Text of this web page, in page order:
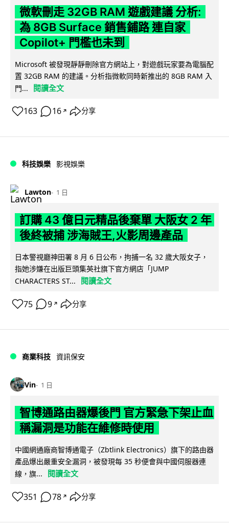
微軟刪走 32GB RAM 遊戲建議 分析:
為 8GB Surface 銷售鋪路 連自家
Copilot+ 門檻也未到
Microsoft 被發現靜靜刪除官方網站上，對遊戲玩家要為電腦配
置 32GB RAM 的建議。分析指微軟同時新推出的 8GB RAM 入
門...
閱讀全文
163 16 ↗ 分享
科技娛樂 影視娛樂
Lawton 1 日
訂購 43 億日元精品後棄單 大阪女 2 年
後終被捕 涉海賊王,火影周邊產品
日本警視廳神田署 8 月 6 日公布，拘捕一名 32 歲大阪女子，
指她涉嫌在出版巨頭集英社旗下官方網店「JUMP
CHARACTERS ST...
閱讀全文
75 9 ↗ 分享
商業科技 資訊保安
Vin 1 日
智博通路由器爆後門 官方緊急下架止血
稱漏洞是功能在維修時使用
中國網通廠商智博通電子（Zbtlink Electronics）旗下的路由器
產品爆出嚴重安全漏洞，被發現每 35 秒便會與中國伺服器連
線，旗...
閱讀全文
351 78 ↗ 分享